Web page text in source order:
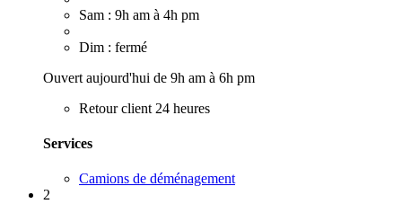
Sam : 9h am à 4h pm
Dim : fermé
Ouvert aujourd'hui de 9h am à 6h pm
Retour client 24 heures
Services
Camions de déménagement
2